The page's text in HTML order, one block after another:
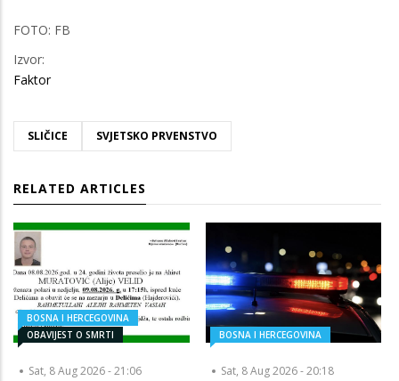
FOTO: FB
Izvor:
Faktor
SLIČICE SVJETSKO PRVENSTVO
RELATED ARTICLES
BOSNA I HERCEGOVINA
OBAVIJEST O SMRTI
Sat, 8 Aug 2026 - 21:06
BOSNA I HERCEGOVINA
Sat, 8 Aug 2026 - 20:18